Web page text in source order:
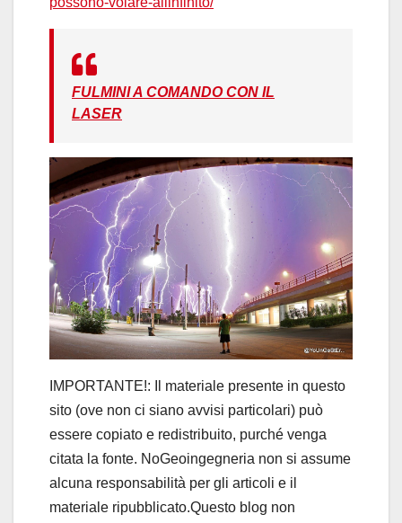
FULMINI A COMANDO CON IL
LASER
IMPORTANTE!: Il materiale presente in questo
sito (ove non ci siano avvisi particolari) può
essere copiato e redistribuito, purché venga
citata la fonte. NoGeoingegneria non si assume
alcuna responsabilità per gli articoli e il
materiale ripubblicato.Questo blog non